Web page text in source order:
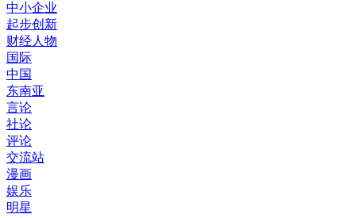
中小企业
起步创新
财经人物
国际
中国
东南亚
言论
社论
评论
交流站
漫画
娱乐
明星